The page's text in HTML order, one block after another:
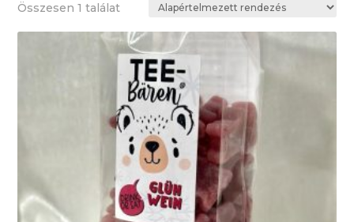
Összesen 1 találat